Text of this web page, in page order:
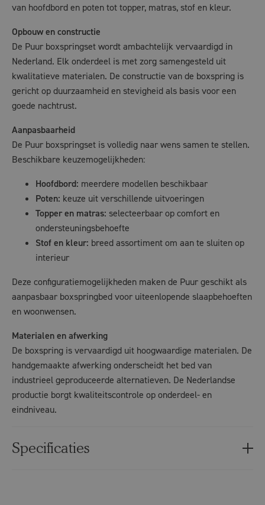
van hoofdbord en poten tot topper, matras, stof en kleur.
Opbouw en constructie
De Puur boxspringset wordt ambachtelijk vervaardigd in
Nederland. Elk onderdeel is met zorg samengesteld uit
kwalitatieve materialen. De constructie van de boxspring is
gericht op duurzaamheid en stevigheid als basis voor een
goede nachtrust.
Aanpasbaarheid
De Puur boxspringset is volledig naar wens samen te stellen.
Beschikbare keuzemogelijkheden:
Hoofdbord: meerdere modellen beschikbaar
Poten: keuze uit verschillende uitvoeringen
Topper en matras: selecteerbaar op comfort en
ondersteuningsbehoefte
Stof en kleur: breed assortiment om aan te sluiten op
interieur
Deze configuratiemogelijkheden maken de Puur geschikt als
aanpasbaar boxspringbed voor uiteenlopende slaapbehoeften
en woonwensen.
Materialen en afwerking
De boxspring is vervaardigd uit hoogwaardige materialen. De
handgemaakte afwerking onderscheidt het bed van
industrieel geproduceerde alternatieven. De Nederlandse
productie borgt kwaliteitscontrole op onderdeel- en
eindniveau.
Specificaties